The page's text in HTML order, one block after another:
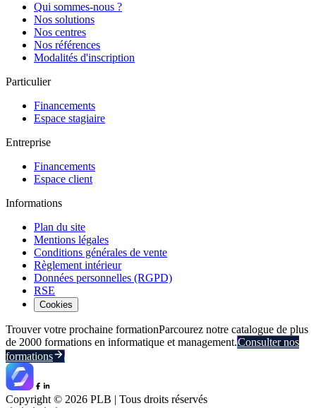
Qui sommes-nous ?
Nos solutions
Nos centres
Nos références
Modalités d'inscription
Particulier
Financements
Espace stagiaire
Entreprise
Financements
Espace client
Informations
Plan du site
Mentions légales
Conditions générales de vente
Règlement intérieur
Données personnelles (RGPD)
RSE
Cookies
Trouver votre prochaine formationParcourez notre catalogue de plus
de 2000 formations en informatique et management.Consulter nos
formations
Copyright © 2026 PLB | Tous droits réservés